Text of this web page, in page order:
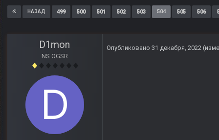
НАЗАД 499 500 501 502 503 504 505 506
D1mon
NS OGSR
Опубликовано 31 декабря, 2022